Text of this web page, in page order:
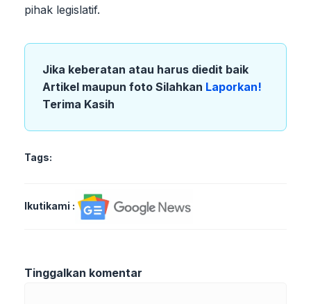
pihak legislatif.
Jika keberatan atau harus diedit baik
Artikel maupun foto Silahkan Laporkan!
Terima Kasih
Tags:
Ikutikami :
Tinggalkan komentar